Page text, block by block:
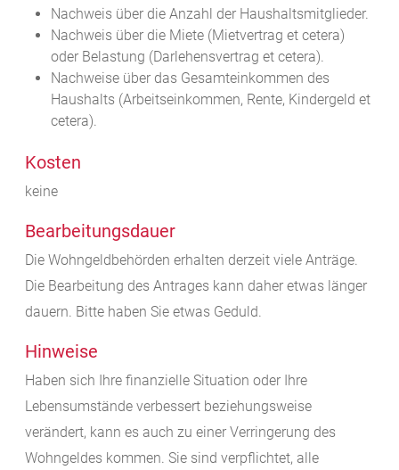
Nachweis über die Anzahl der Haushaltsmitglieder.
Nachweis über die Miete (Mietvertrag et cetera)
oder Belastung (Darlehensvertrag et cetera).
Nachweise über das Gesamteinkommen des
Haushalts (Arbeitseinkommen, Rente, Kindergeld et
cetera).
Kosten
keine
Bearbeitungsdauer
Die Wohngeldbehörden erhalten derzeit viele Anträge.
Die Bearbeitung des Antrages kann daher etwas länger
dauern. Bitte haben Sie etwas Geduld.
Hinweise
Haben sich Ihre finanzielle Situation oder Ihre
Lebensumstände verbessert beziehungsweise
verändert, kann es auch zu einer Verringerung des
Wohngeldes kommen. Sie sind verpflichtet, alle